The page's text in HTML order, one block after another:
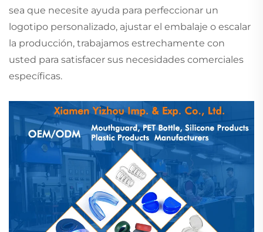
sea que necesite ayuda para perfeccionar un
logotipo personalizado, ajustar el embalaje o escalar
la producción, trabajamos estrechamente con
usted para satisfacer sus necesidades comerciales
específicas.